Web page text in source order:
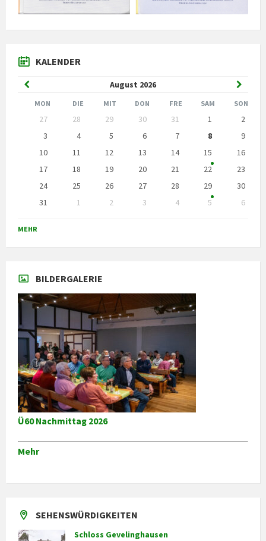
KALENDER
August 2026
Vorheriger
Monat
Monat
MON DIE MIT DON FRE SAM SON
Kalendertage
überspringen
27 28 29 30 31 1
2
3
4 5 6 7 8
9
10
11 12 13 14 15
16
17
18 19 20 21 22
23
24
25 26 27 28 29
30
31
1 2 3 4 5
6
zu
den
MEHR
BILDERGALERIE
Ü60 Nachmittag 2026
Mehr
SEHENSWÜRDIGKEITEN
Schloss Gevelinghausen